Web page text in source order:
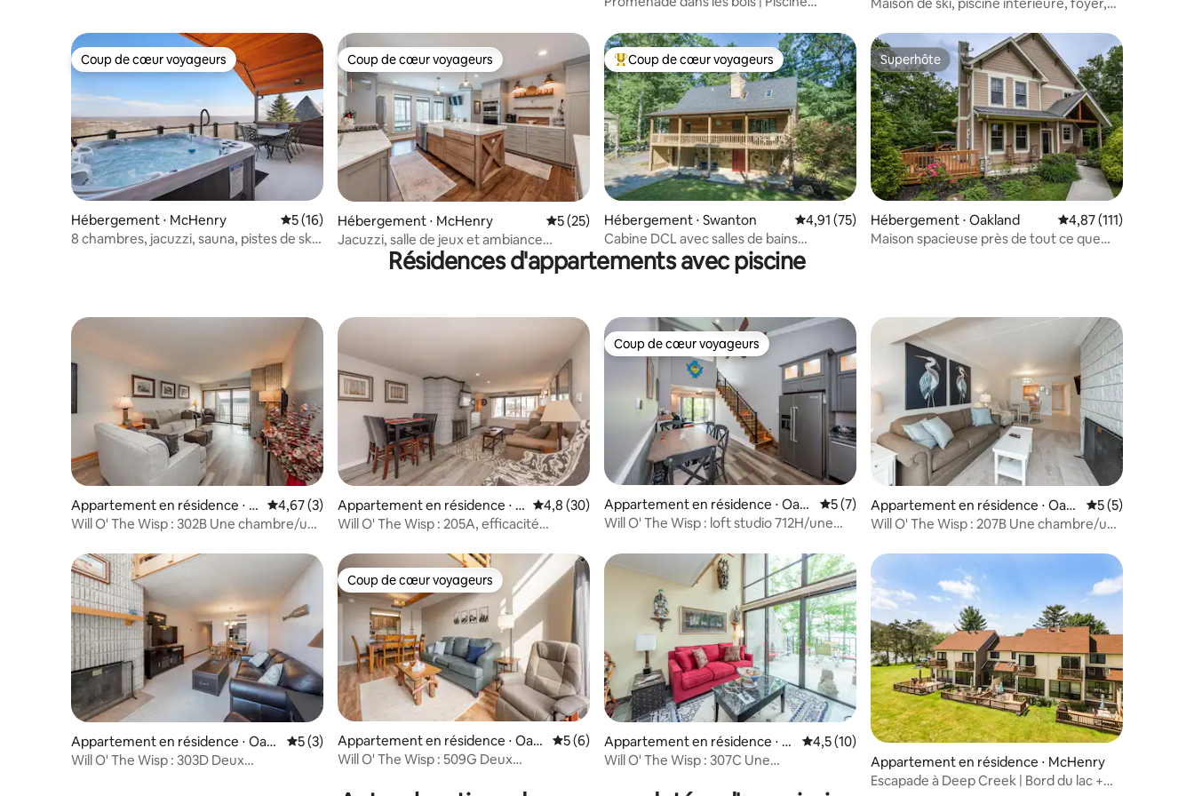
Coup de cœur voyageurs
Coup de cœur voyageurs
Hébergement ⋅ McHenry Évaluation moyenne sur la base de 16 commentaires : 5 sur 5
5 (16)
8 chambres, jacuzzi, sauna, pistes de ski,
Coup de cœur voyageurs
Coup de cœur voyageurs
Hébergement ⋅ McHenry Évaluation moyenne sur la base de 25 commentaires : 5 sur 5
5 (25)
Jacuzzi, salle de jeux et ambiance
lacustre vous attendent !
Coups de cœur voyageurs les plus appréciés
Coup de cœur voyageurs
Hébergement ⋅ Swanton Évaluation moyenne sur la base de 75 commentaires : 4,91 sur 5
4,91 (75)
Cabine DCL avec salles de bains
rénovées, QUAI D'AMARRAGE et foyer
Superhôte
Superhôte
Hébergement ⋅ Oakland Évaluation moyenne
4,87 (111)
Maison spacieuse près de tout ce que
Résidences d'appartements avec piscine
Appartement en résidence ⋅ O
akland
Évaluation moyenne sur la base de 3 commentaires : 4,67 sur 5
4,67 (3)
Will O' The Wisp : 302B Une chambre/une
Appartement en résidence ⋅ O
akland
Évaluation moyenne sur la base de 30 commentaires : 4,8 sur 5
4,8 (30)
Will O' The Wisp : 205A, efficacité
Coup de cœur voyageurs
Coup de cœur voyageurs
Appartement en résidence ⋅ Oakl
and
Évaluation moyenne sur la base de 7 commentaires : 5 sur 5
5 (7)
Will O' The Wisp : loft studio 712H/une
Appartement en résidence ⋅ Oakl
and
Évaluation
5 (5)
Will O' The Wisp : 207B Une chambre/une
Appartement en résidence ⋅ Oakl
and
Évaluation moyenne sur la base de 3 commentaires : 5 sur 5
5 (3)
Will O' The Wisp : 303D Deux
Coup de cœur voyageurs
Coup de cœur voyageurs
Appartement en résidence ⋅ Oakl
and
Évaluation moyenne sur la base de 6 commentaires : 5 sur 5
5 (6)
Will O' The Wisp : 509G Deux
Appartement en résidence ⋅ O
akland
Évaluation moyenne sur la base de 10 commentaires : 4,5 sur 5
4,5 (10)
Will O' The Wisp : 307C Une
Appartement en résidence ⋅ McHenry
Escapade à Deep Creek | Bord du lac +